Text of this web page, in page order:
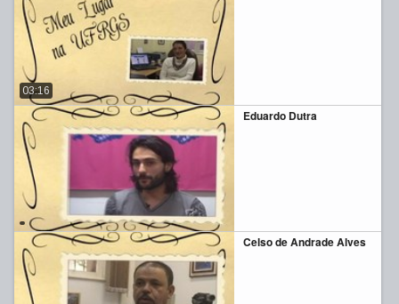
03:16
Eduardo Dutra
Celso de Andrade Alves